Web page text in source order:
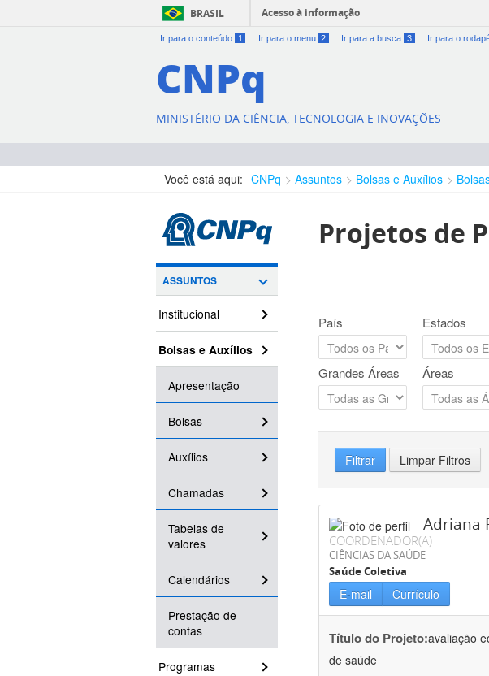
BRASIL Acesso à informação
Ir para o conteúdo 1 Ir para o menu 2 Ir para a busca 3 Ir para o
CNPq
MINISTÉRIO DA CIÊNCIA, TECNOLOGIA E INOVAÇÕES
Você está aqui: CNPq Assuntos Bolsas e Auxílios
ASSUNTOS
Institucional
Bolsas e Auxílios
Apresentação
Bolsas
Auxílios
Chamadas
Tabelas de
valores
Calendários
Prestação de
contas
Programas
Projetos de
País Estados
Grandes Áreas Áreas
Filtrar Limpar Filtros
Adriana
COORDENADOR(A)
CIÊNCIAS DA SAÚDE
Saúde Coletiva
E-mail Currículo
Título do Projeto:avaliação
de saúde